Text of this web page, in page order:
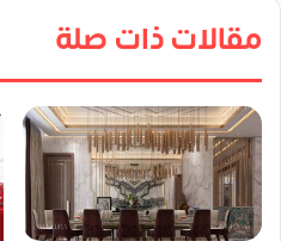
مقالات ذات صلة